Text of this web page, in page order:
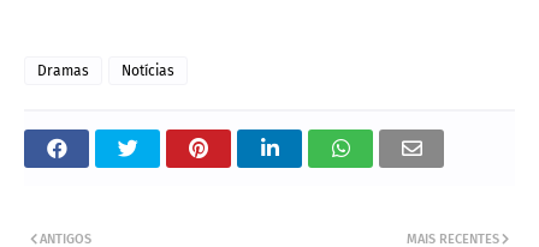
Dramas Notícias
MAIS RECENTES
ANTIGOS